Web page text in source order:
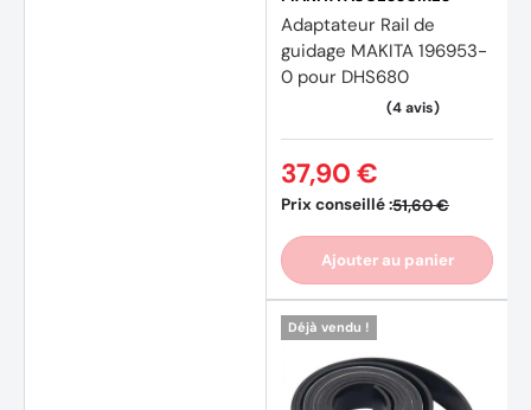
Adaptateur Rail de
guidage MAKITA 196953-
0 pour DHS680
Prix conseillé :51,60 €
37,90 €
Ajouter au panier
Déjà vendu !